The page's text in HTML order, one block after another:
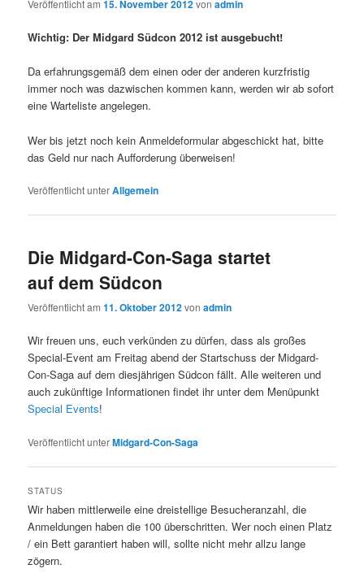
Veröffentlicht am15. November 2012vonadmin
Wichtig: Der Midgard Südcon 2012 ist ausgebucht!
Da erfahrungsgemäß dem einen oder der anderen kurzfristig
immer noch was dazwischen kommen kann, werden wir ab sofort
eine Warteliste angelegen.
Wer bis jetzt noch kein Anmeldeformular abgeschickt hat, bitte
das Geld nur nach Aufforderung überweisen!
Veröffentlicht unterAllgemein
Die Midgard-Con-Saga startet
auf dem Südcon
Veröffentlicht am11. Oktober 2012vonadmin
Wir freuen uns, euch verkünden zu dürfen, dass als großes
Special-Event am Freitag abend der Startschuss der Midgard-
Con-Saga auf dem diesjährigen Südcon fällt. Alle weiteren und
auch zukünftige Informationen findet ihr unter dem Menüpunkt
Special Events!
Veröffentlicht unterMidgard-Con-Saga
STATUS
Wir haben mittlerweile eine dreistellige Besucheranzahl, die
Anmeldungen haben die 100 überschritten. Wer noch einen Platz
/ ein Bett garantiert haben will, sollte nicht mehr allzu lange
zögern.